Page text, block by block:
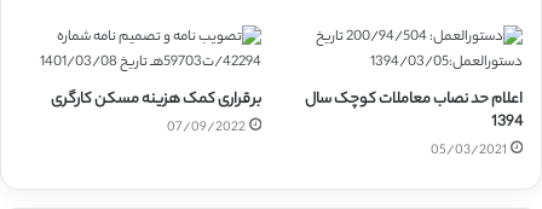
اعلام حد نصاب معاملات کوچک سال
1394
05/03/2021
برقراری کمک هزینه مسکن کارگری
07/09/2022